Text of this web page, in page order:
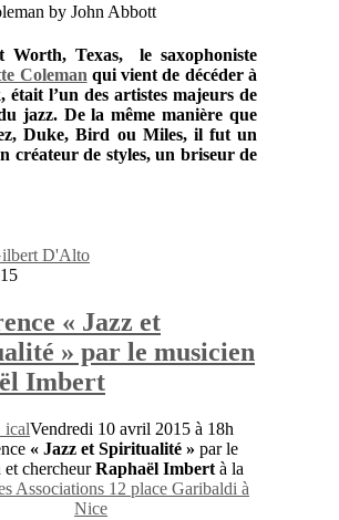
by John Abbott
Worth, Texas,le saxophoniste
Coleman qui vient de décéder à
, était l’un des artistes majeurs de
jazz. De la même manière que
Duke, Bird ou Miles, il fut un
créateur de styles, un briseur de
D'Alto
« Jazz et
» par le musicien
Imbert
Vendredi 10 avril 2015 à 18h
« Jazz et Spiritualité » par le
et chercheurRaphaël Imbertà la
Associations 12 place Garibaldi à
Nice